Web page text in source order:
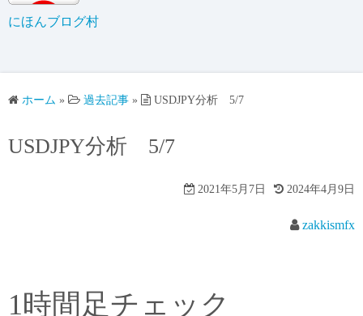
にほんブログ村
ホーム » 過去記事 » USDJPY分析 5/7
USDJPY分析 5/7
2021年5月7日 2024年4月9日
zakkismfx
1時間足チェック